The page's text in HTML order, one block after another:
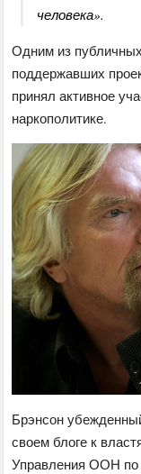
человека».
Одним из
поддержавших
принял активное
наркополитике.
Брэнсон
своем блоге к
Управления ООН по